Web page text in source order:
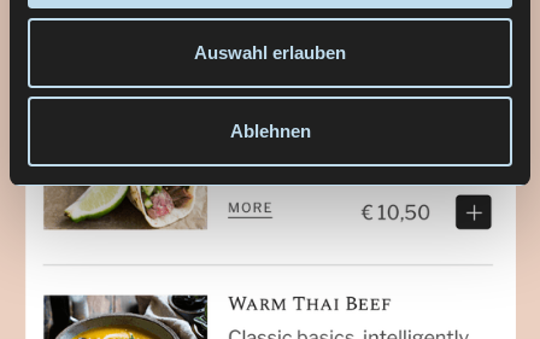
Auswahl erlauben
Ablehnen